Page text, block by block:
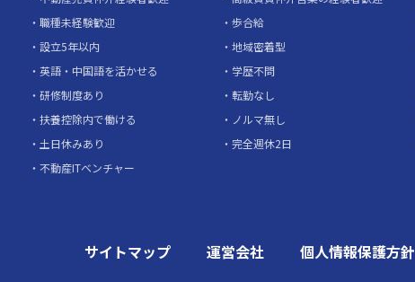
職種未経験歓迎 歩合給
設立5年以内 地域密着型
英語・中国語を活かせる 学歴不問
研修制度あり 転勤なし
扶養控除内で働ける ノルマ無し
土日休みあり 完全週休2日
不動産ITベンチャー
サイトマップ 運営会社 個人情報保護方針